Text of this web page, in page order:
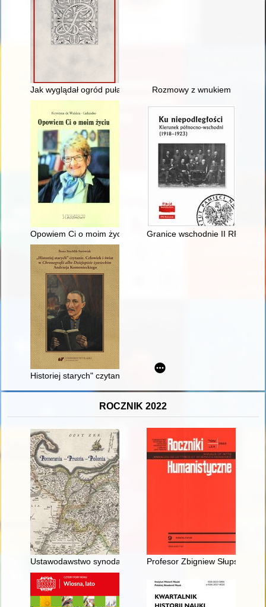
Jak wyglądał ogród puławski w 1809 roku : nowe ustalenia
Rozmowy z wnukiem
Opowiem Ci o moim życiu Granice wschodnie II RP :
Historiej starych" czytanie : człowiek i świat w "Chronografii
ROCZNIK 2022
Ustawodawstwo synodalne diecezji chełmińskiej na tle
Profesor Zbigniew Słupski